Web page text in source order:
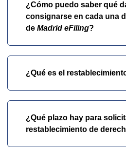
¿Cómo puedo saber qué
consignarse en cada una
de Madrid eFiling?
¿Qué es el
¿Qué plazo hay para
restablecimiento de